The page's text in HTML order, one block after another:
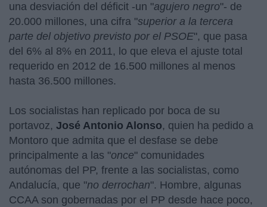
una desviación del déficit -un "agujero negro"- de
20.000 millones, una cifra "superior a la tercera
parte del objetivo previsto por el PSOE", que pasa
del 6% al 8% en 2011, lo que eleva el ajuste total
requerido en 2012 de 16.500 millones al menos
hasta 36.500 millones.
Los socialistas han replicado por boca de su
portavoz, José Antonio Alonso, quien ha pedido a
Montoro que admita que el desfase se debe
principalmente a las "once" comunidades
autónomas del PP, frente a las socialistas, como
Andalucía, que "no derrochan". Hombre, algunas
CCAA son gobernadas por el PP desde hace poco,